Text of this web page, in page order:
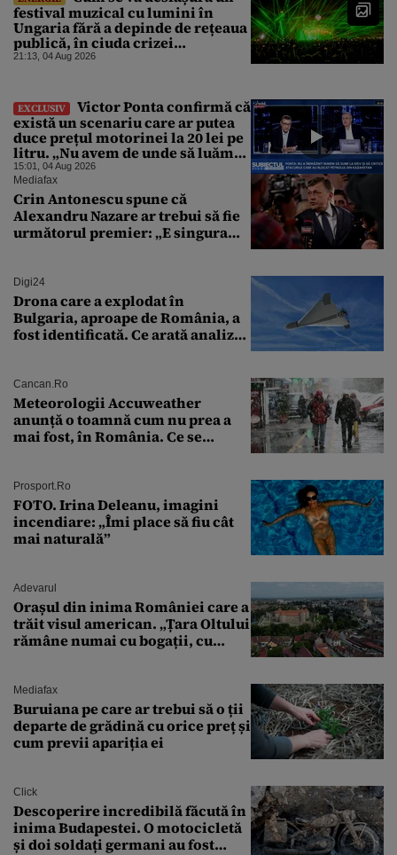
festival muzical cu lumini în
Ungaria fără a depinde de rețeaua
publică, în ciuda crizei
energetice
21:13, 04 Aug 2026
EXCLUSIV
Victor Ponta confirmă că
există un scenariu care ar putea
duce prețul motorinei la 20 lei pe
litru. „Nu avem de unde să luăm
petrol”
15:01, 04 Aug 2026
Mediafax
Crin Antonescu spune că
Alexandru Nazare ar trebui să fie
următorul premier: „E singura
Digi24
Drona care a explodat în
Bulgaria, aproape de România, a
fost identificată. Ce arată analiza
Cancan.ro
Meteorologii Accuweather
anunță o toamnă cum nu prea a
mai fost, în România. Ce se
București. Pe ce dată ninge
Prosport.ro
FOTO. Irina Deleanu, imagini
incendiare: „Îmi place să fiu cât
mai naturală”
Adevarul
Orașul din inima României care a
trăit visul american. „Țara Oltului
rămâne numai cu bogații, cu
Mediafax
Buruiana pe care ar trebui să o ții
departe de grădină cu orice preț și
cum previi apariția ei
Click
Descoperire incredibilă făcută în
inima Budapestei. O motocicletă
și doi soldați germani au fost